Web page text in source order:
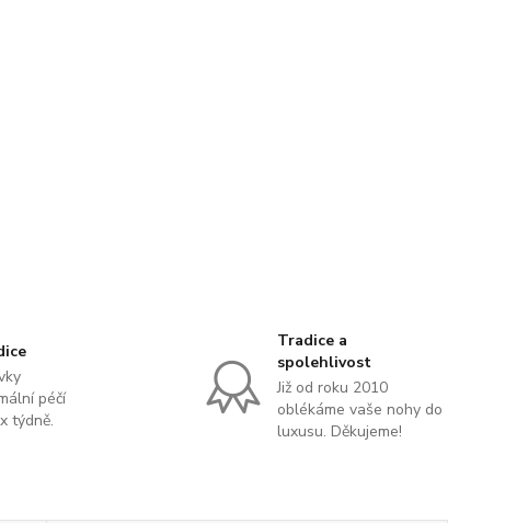
péčí
týdně.
Tradice a
spolehlivost
Již od roku 2010
oblékáme vaše nohy do
luxusu. Děkujeme!